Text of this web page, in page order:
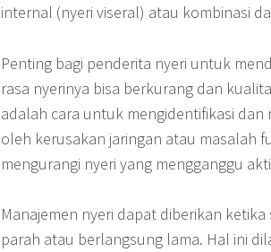
internal (nyeri viseral) atau kombinasi
Penting bagi penderita nyeri untuk
rasa nyerinya bisa berkurang dan
adalah cara untuk mengidentifikasi
oleh kerusakan jaringan atau masalah
mengurangi nyeri yang mengganggu
Manajemen nyeri dapat diberikan
parah atau berlangsung lama. Hal ini